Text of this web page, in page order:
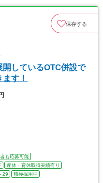
保存する
開しているOTC併設で
す！
も応募可能
産休・育休取得実績有り
29 積極採用中